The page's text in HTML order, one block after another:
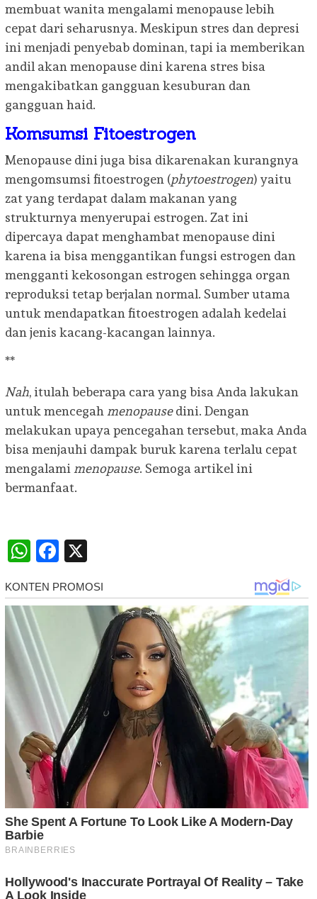
membuat wanita mengalami menopause lebih
cepat dari seharusnya. Meskipun stres dan depresi
ini menjadi penyebab dominan, tapi ia memberikan
andil akan menopause dini karena stres bisa
mengakibatkan gangguan kesuburan dan
gangguan haid.
Komsumsi Fitoestrogen
Menopause dini juga bisa dikarenakan kurangnya
mengomsumsi fitoestrogen (phytoestrogen) yaitu
zat yang terdapat dalam makanan yang
strukturnya menyerupai estrogen. Zat ini
dipercaya dapat menghambat menopause dini
karena ia bisa menggantikan fungsi estrogen dan
mengganti kekosongan estrogen sehingga organ
reproduksi tetap berjalan normal. Sumber utama
untuk mendapatkan fitoestrogen adalah kedelai
dan jenis kacang-kacangan lainnya.
**
Nah, itulah beberapa cara yang bisa Anda lakukan
untuk mencegah menopausedini. Dengan
melakukan upaya pencegahan tersebut, maka Anda
bisa menjauhi dampak buruk karena terlalu cepat
mengalami menopause. Semoga artikel ini
bermanfaat.
WhatsApp
Facebook